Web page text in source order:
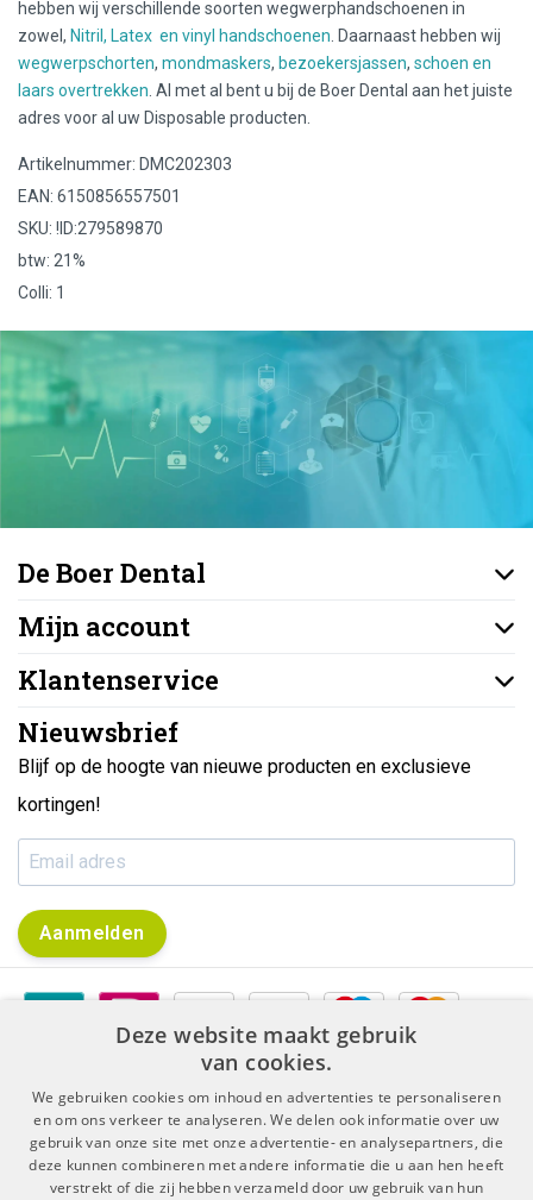
hebben wij verschillende soorten wegwerphandschoenen in
zowel, Nitril, Latex en vinyl handschoenen . Daarnaast hebben wij
wegwerpschorten, mondmaskers, bezoekersjassen, schoen en
laars overtrekken . Al met al bent u bij de Boer Dental aan het juiste
adres voor al uw Disposable producten.
Artikelnummer: DMC202303
EAN: 6150856557501
SKU: !ID:279589870
btw: 21%
Colli: 1
De Boer Dental
Mijn account
Klantenservice
Nieuwsbrief
Blijf op de hoogte van nieuwe producten en exclusieve
kortingen!
Aanmelden
Algemene voorwaarden | Disclaimer & Privacy Protocol |
Sitemap | RSS Feed
Deze website maakt gebruik
van cookies.
We gebruiken cookies om inhoud en advertenties te personaliseren
en om ons verkeer te analyseren. We delen ook informatie over uw
gebruik van onze site met onze advertentie- en analysepartners, die
deze kunnen combineren met andere informatie die u aan hen heeft
verstrekt of die zij hebben verzameld door uw gebruik van hun